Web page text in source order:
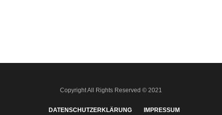
Copyright All Rights Reserved © 2021
DATENSCHUTZERKLÄRUNG IMPRESSUM